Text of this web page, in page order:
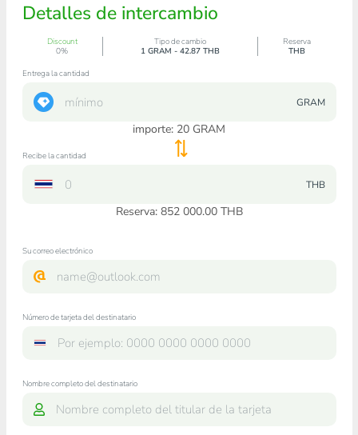
Detalles de intercambio
Discount
0%
Tipo de cambio
1 GRAM - 42.87 THB
Reserva
THB
Entrega la cantidad
GRAM
importe: 20 GRAM
Recibe la cantidad
THB
Reserva: 852 000.00 THB
Su correo electrónico
Número de tarjeta del destinatario
Nombre completo del destinatario